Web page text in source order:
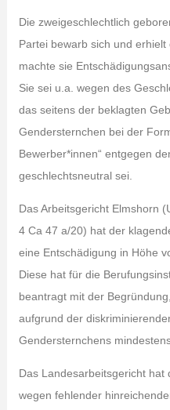
Die zweigeschlechtlich
Partei bewarb sich und
machte sie
Sie sei u.a. wegen des
das seitens der beklagten
Gendersternchen bei der
Bewerber*innen“ entgegen
geschlechtsneutral sei.
Das Arbeitsgericht Elmshorn
4 Ca 47 a/20) hat der
eine Entschädigung in Höhe
Diese hat für die
beantragt mit der
aufgrund der
Gendersternchens
Das Landesarbeitsgericht hat
wegen fehlender